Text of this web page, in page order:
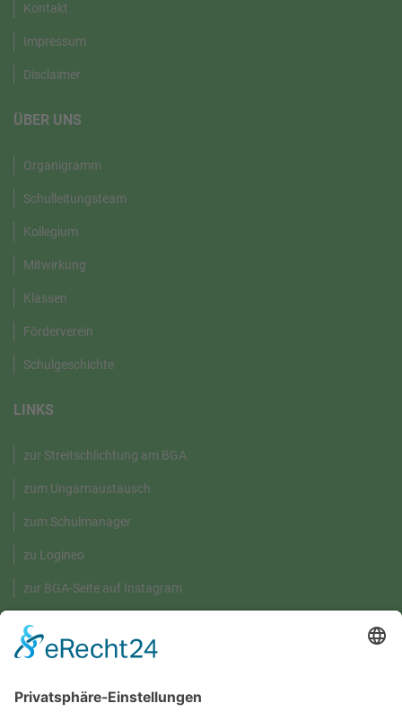
Kontakt
Impressum
Disclaimer
ÜBER UNS
Organigramm
Schulleitungsteam
Kollegium
Mitwirkung
Klassen
Förderverein
Schulgeschichte
LINKS
zur Streitschlichtung am BGA
zum Ungarnaustausch
zum Schulmanager
zu Logineo
zur BGA-Seite auf Instagram
GRÜNE UMWELT-BOX